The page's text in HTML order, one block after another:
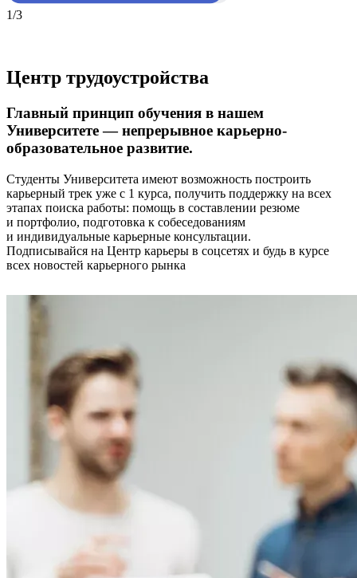
1/3
Центр трудоустройства
Главный принцип обучения в нашем
Университете — непрерывное карьерно-
образовательное развитие.
Студенты Университета имеют возможность построить
карьерный трек уже с 1 курса, получить поддержку на всех
этапах поиска работы: помощь в составлении резюме
и портфолио, подготовка к собеседованиям
и индивидуальные карьерные консультации.
Подписывайся на Центр карьеры в соцсетях и будь в курсе
всех новостей карьерного рынка